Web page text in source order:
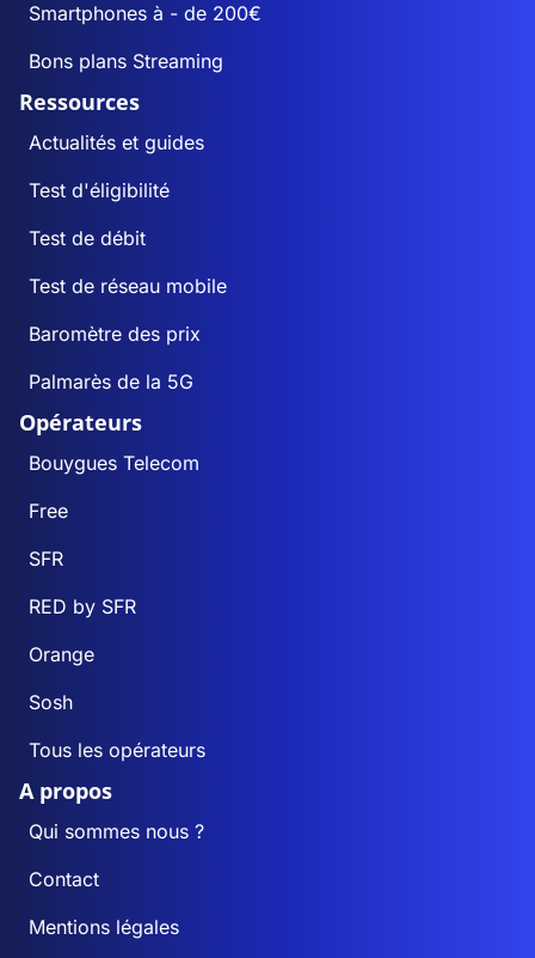
Smartphones à - de 200€
Bons plans Streaming
Ressources
Actualités et guides
Test d'éligibilité
Test de débit
Test de réseau mobile
Baromètre des prix
Palmarès de la 5G
Opérateurs
Bouygues Telecom
Free
SFR
RED by SFR
Orange
Sosh
Tous les opérateurs
A propos
Qui sommes nous ?
Contact
Mentions légales